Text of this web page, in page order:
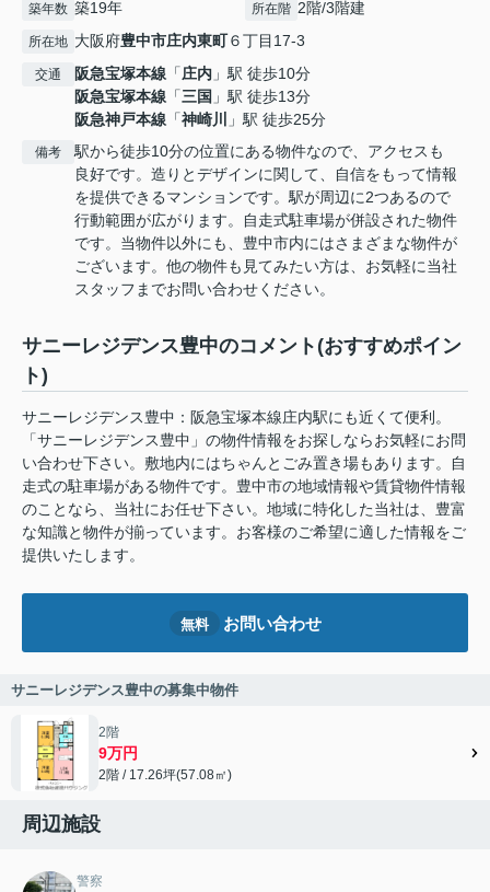
築年数 築19年 所在階 2階/3階建
所在地 大阪府豊中市庄内東町６丁目17-3
交通 阪急宝塚本線 「庄内 」駅 徒歩10分
阪急宝塚本線 「三国 」駅 徒歩13分
阪急神戸本線 「神崎川 」駅 徒歩25分
備考
駅から徒歩10分の位置にある物件なので、アクセスも
良好です。造りとデザインに関して、自信をもって情報
を提供できるマンションです。駅が周辺に2つあるので
行動範囲が広がります。自走式駐車場が併設された物件
です。当物件以外にも、豊中市内にはさまざまな物件が
ございます。他の物件も見てみたい方は、お気軽に当社
スタッフまでお問い合わせください。
サニーレジデンス豊中のコメント(おすすめポイン
ト)
サニーレジデンス豊中：阪急宝塚本線庄内駅にも近くて便利。
「サニーレジデンス豊中」の物件情報をお探しならお気軽にお問
い合わせ下さい。敷地内にはちゃんとごみ置き場もあります。自
走式の駐車場がある物件です。豊中市の地域情報や賃貸物件情報
のことなら、当社にお任せ下さい。地域に特化した当社は、豊富
な知識と物件が揃っています。お客様のご希望に適した情報をご
提供いたします。
無料 お問い合わせ
サニーレジデンス豊中の募集中物件
2階
9万円
2階 / 17.26坪(57.08㎡)
周辺施設
警察